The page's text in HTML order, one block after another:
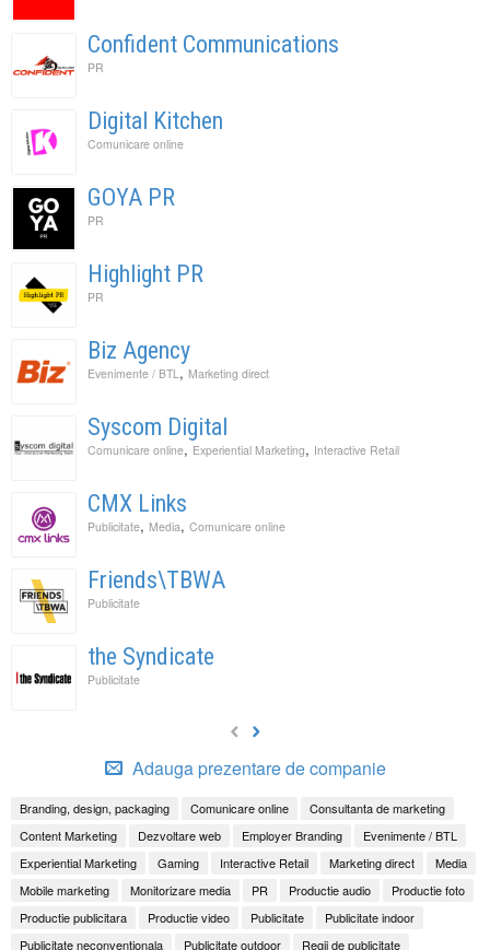
Confident Communications
PR
Digital Kitchen
Comunicare online
GOYA PR
PR
Highlight PR
PR
Biz Agency
Evenimente / BTL , Marketing direct
Syscom Digital
Comunicare online, Experiential Marketing, Interactive Retail
CMX Links
Publicitate, Media, Comunicare online
Friends\TBWA
Publicitate
the Syndicate
Publicitate
Adauga prezentare de companie
Branding, design, packaging Comunicare online
Consultanta de marketing
Content Marketing
Dezvoltare web Employer Branding
Evenimente / BTL
Experiential Marketing
Gaming Interactive Retail Marketing direct
Media
Mobile marketing
Monitorizare media PR Productie audio
Productie foto
Productie publicitara
Productie video Publicitate
Publicitate indoor
Publicitate neconventionala
Publicitate outdoor Regii de publicitate